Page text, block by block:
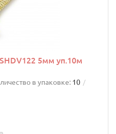
5мм уп.10м
в упаковке: 10